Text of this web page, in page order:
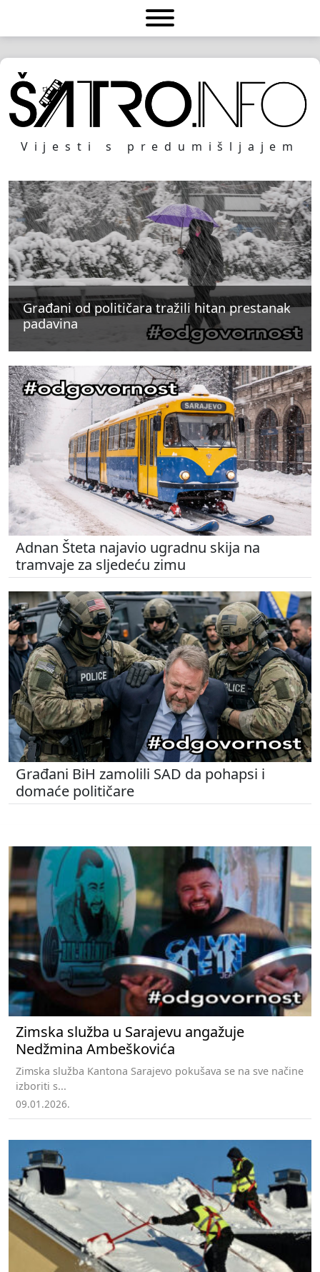
Vijesti s predumišljajem
Građani od političara tražili hitan prestanak
padavina
Građani od političara tražili hitan prestanak
padavina
Građani od političara tražili hitan prestanak
padavina
Adnan Šteta najavio ugradnu skija na
tramvaje za sljedeću zimu
Građani BiH zamolili SAD da pohapsi i
domaće političare
Zimska služba u Sarajevu angažuje
Nedžmina Ambeškovića
Zimska služba Kantona Sarajevo pokušava se na sve načine
izboriti s...
09.01.2026.